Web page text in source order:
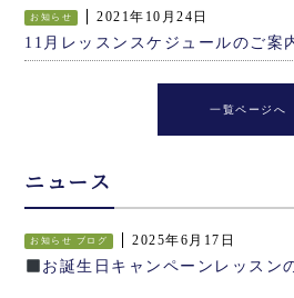
お知らせ 2021年10月24日
11月レッスンスケジュールのご案
一覧ページへ
ニュース
お知らせ ブログ 2025年6月17日
お誕生日キャンペーンレッスン